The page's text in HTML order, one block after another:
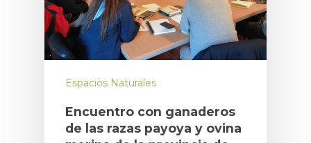
Espacios Naturales
Encuentro con ganaderos
de las razas payoya y ovina